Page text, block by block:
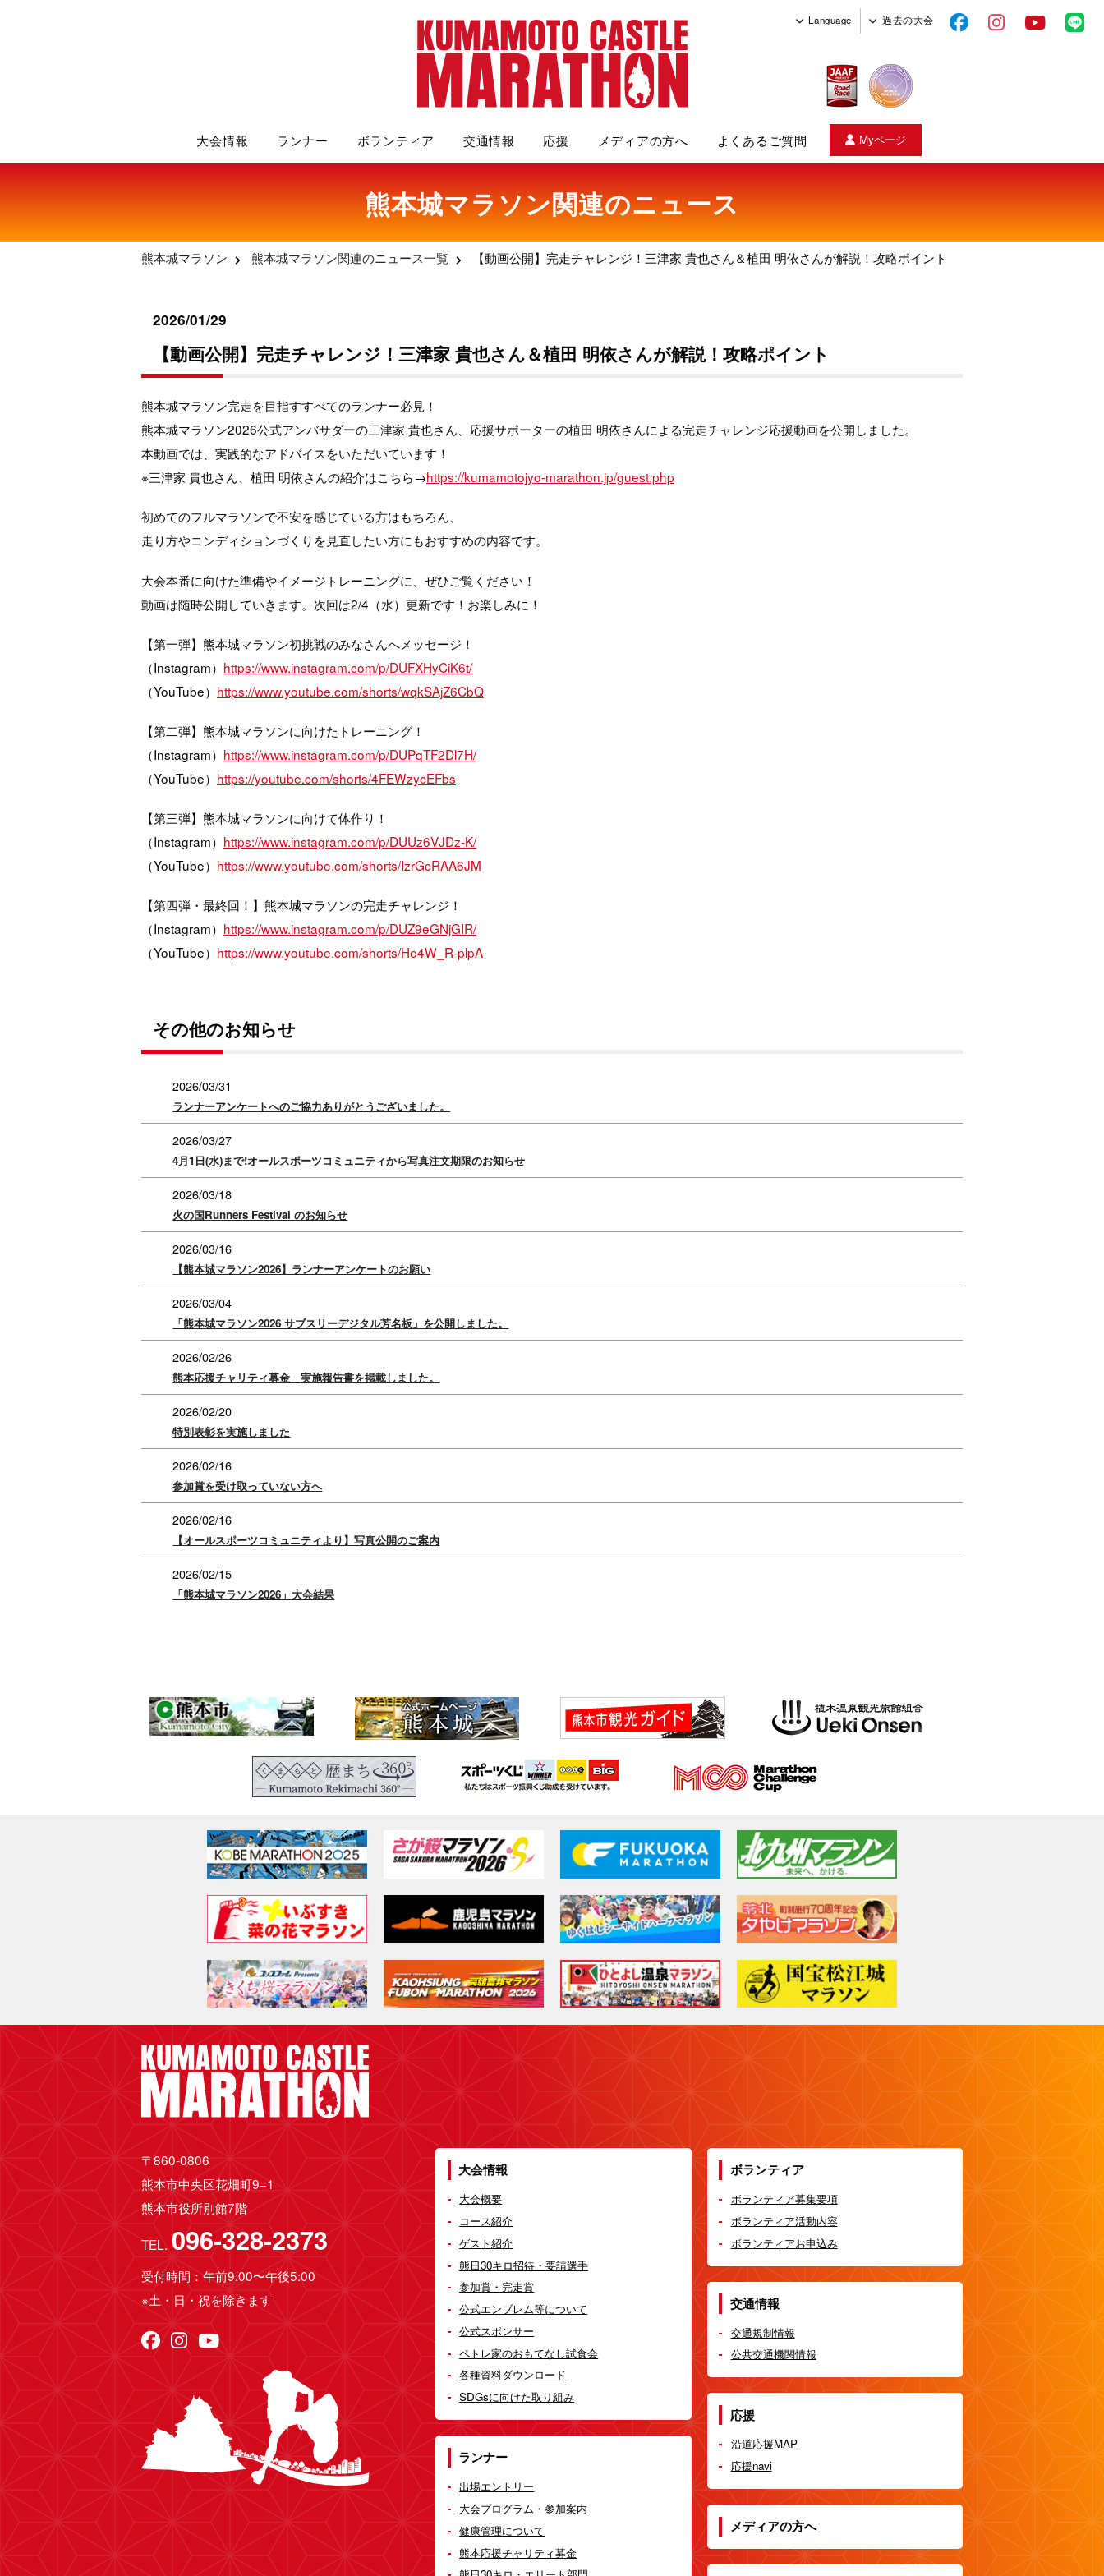
Myページ
大会情報 ランナー ボランティア 交通情報 応援 メディアの方へ よくあるご質問
過去の大会
Language
熊本城マラソン関連のニュース
熊本城マラソン 熊本城マラソン関連のニュース一覧 【動画公開】完走チャレンジ！三津家 貴也さん＆植田 明依さんが解説！攻略ポイント
2026/01/29
【動画公開】完走チャレンジ！三津家 貴也さん＆植田 明依さんが解説！攻略ポイント
熊本城マラソン完走を目指すすべてのランナー必見！
熊本城マラソン2026公式アンバサダーの三津家 貴也さん、応援サポーターの植田 明依さんによる完走チャレンジ応援動画を公開しました。
本動画では、実践的なアドバイスをいただいています！
※三津家 貴也さん、植田 明依さんの紹介はこちら→https://kumamotojyo-marathon.jp/guest.php
初めてのフルマラソンで不安を感じている方はもちろん、
走り方やコンディションづくりを見直したい方にもおすすめの内容です。
大会本番に向けた準備やイメージトレーニングに、ぜひご覧ください！
動画は随時公開していきます。次回は2/4（水）更新です！お楽しみに！
【第一弾】熊本城マラソン初挑戦のみなさんへメッセージ！
（Instagram） https://www.instagram.com/p/DUFXHyCiK6t/
（YouTube） https://www.youtube.com/shorts/wqkSAjZ6CbQ
【第二弾】熊本城マラソンに向けたトレーニング！
（Instagram） https://www.instagram.com/p/DUPqTF2Dl7H/
（YouTube） https://youtube.com/shorts/4FEWzycEFbs
【第三弾】熊本城マラソンに向けて体作り！
（Instagram） https://www.instagram.com/p/DUUz6VJDz-K/
（YouTube） https://www.youtube.com/shorts/IzrGcRAA6JM
【第四弾・最終回！】熊本城マラソンの完走チャレンジ！
（Instagram） https://www.instagram.com/p/DUZ9eGNjGIR/
（YouTube） https://www.youtube.com/shorts/He4W_R-plpA
その他のお知らせ
2026/03/31
ランナーアンケートへのご協力ありがとうございました。
2026/03/27
4月1日(水)まで!オールスポーツコミュニティから写真注文期限のお知らせ
2026/03/18
火の国Runners Festival のお知らせ
2026/03/16
【熊本城マラソン2026】ランナーアンケートのお願い
2026/03/04
「熊本城マラソン2026 サブスリーデジタル芳名板」を公開しました。
2026/02/26
熊本応援チャリティ募金 実施報告書を掲載しました。
2026/02/20
特別表彰を実施しました
2026/02/16
参加賞を受け取っていない方へ
2026/02/16
【オールスポーツコミュニティより】写真公開のご案内
2026/02/15
「熊本城マラソン2026」大会結果
〒860-0806
熊本市中央区花畑町9−1
熊本市役所別館7階
TEL. 096-328-2373
受付時間：午前9:00〜午後5:00
※土・日・祝を除きます
大会情報
大会概要
コース紹介
ゲスト紹介
熊日30キロ招待・要請選手
参加賞・完走賞
公式エンブレム等について
公式スポンサー
ペトレ家のおもてなし試食会
各種資料ダウンロード
SDGsに向けた取り組み
ランナー
出場エントリー
大会プログラム・参加案内
健康管理について
熊本応援チャリティ募金
ボランティア
ボランティア募集要項
ボランティア活動内容
ボランティアお申込み
交通情報
交通規制情報
公共交通機関情報
応援
沿道応援MAP
応援navi
メディアの方へ